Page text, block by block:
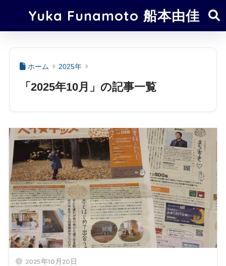
Yuka Funamoto 船本由佳
ホーム 2025年
「2025年10月」の記事一覧
2025年10月20日